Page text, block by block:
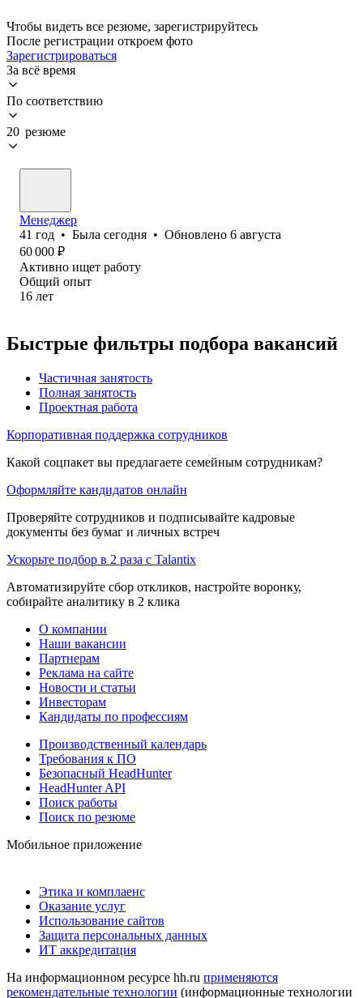
Чтобы видеть все резюме, зарегистрируйтесь
После регистрации откроем фото
Зарегистрироваться
За всё время
По соответствию
20 резюме
Менеджер
41 год • Была сегодня • Обновлено 6 августа
60 000 ₽
Активно ищет работу
Общий опыт
16 лет
Быстрые фильтры подбора вакансий
Частичная занятость
Полная занятость
Проектная работа
Корпоративная поддержка сотрудников
Какой соцпакет вы предлагаете семейным сотрудникам?
Оформляйте кандидатов онлайн
Проверяйте сотрудников и подписывайте кадровые
документы без бумаг и личных встреч
Ускорьте подбор в 2 раза с Talantix
Автоматизируйте сбор откликов, настройте воронку,
собирайте аналитику в 2 клика
О компании
Наши вакансии
Партнерам
Реклама на сайте
Новости и статьи
Инвесторам
Кандидаты по профессиям
Производственный календарь
Требования к ПО
Безопасный HeadHunter
HeadHunter API
Поиск работы
Поиск по резюме
Мобильное приложение
Этика и комплаенс
Оказание услуг
Использование сайтов
Защита персональных данных
ИТ аккредитация
На информационном ресурсе hh.ru применяются
рекомендательные технологии (информационные технологии